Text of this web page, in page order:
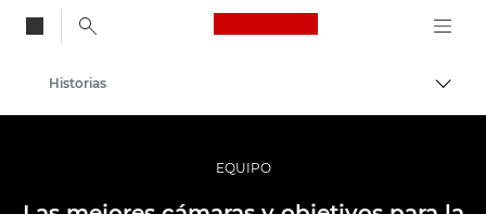
Canon Logo, back
Fotografías y vídeos profesionales
Historias
EQUIPO